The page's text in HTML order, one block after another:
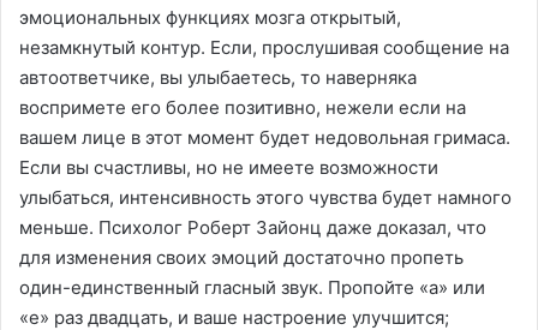
эмоциональных функциях мозга открытый,
незамкнутый контур. Если, прослушивая сообщение на
автоответчике, вы улыбаетесь, то наверняка
воспримете его более позитивно, нежели если на
вашем лице в этот момент будет недовольная гримаса.
Если вы счастливы, но не имеете возможности
улыбаться, интенсивность этого чувства будет намного
меньше. Психолог Роберт Зайонц даже доказал, что
для изменения своих эмоций достаточно пропеть
один-единственный гласный звук. Пропойте «а» или
«е» раз двадцать, и ваше настроение улучшится;